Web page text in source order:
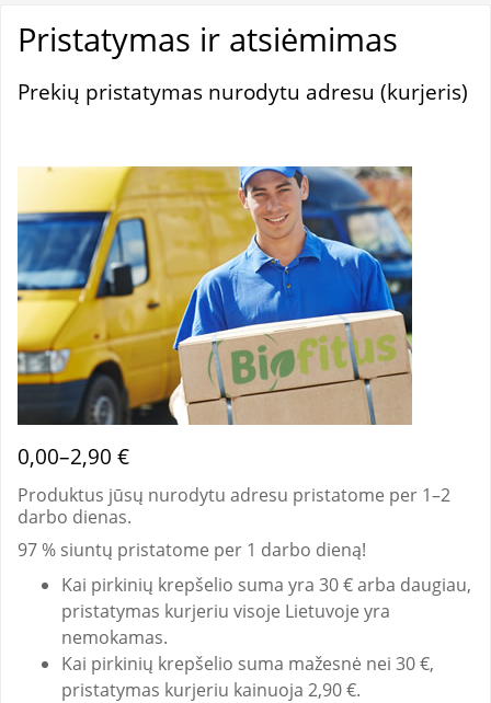
Pristatymas ir atsiėmimas
Prekių pristatymas nurodytu adresu (kurjeris)
0,00–2,90 €
Produktus jūsų nurodytu adresu pristatome per 1–2
darbo dienas.
97 % siuntų pristatome per 1 darbo dieną!
Kai pirkinių krepšelio suma yra 30 € arba daugiau,
pristatymas kurjeriu visoje Lietuvoje yra
nemokamas.
Kai pirkinių krepšelio suma mažesnė nei 30 €,
pristatymas kurjeriu kainuoja 2,90 €.